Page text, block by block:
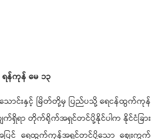
ရန်ကုန် မေ ၁၃
ောင်းနှင့် မြိတ်တို့မှ ပြည်ပသို့ ရေငန်ထွက်ကုန်
က်ရှိရာ တိုက်ရိုက်အရှင်တင်ပို့နိုင်ပါက နိုင်ငံခြား
ပြင် ရေထွက်ကုန်အရှင်တင်ပို့သော ဈေးကွက်